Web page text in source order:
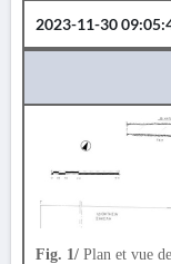
2023-11-30
Fig. 1/ Plan et vue